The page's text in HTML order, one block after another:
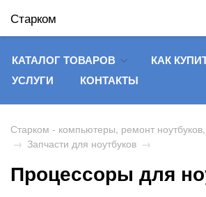
Старком
КАТАЛОГ ТОВАРОВ КАК
УСЛУГИ
КОНТАКТЫ
Старком - компьютеры, ремонт
→ Запчасти для ноутбуков →
Процессоры для